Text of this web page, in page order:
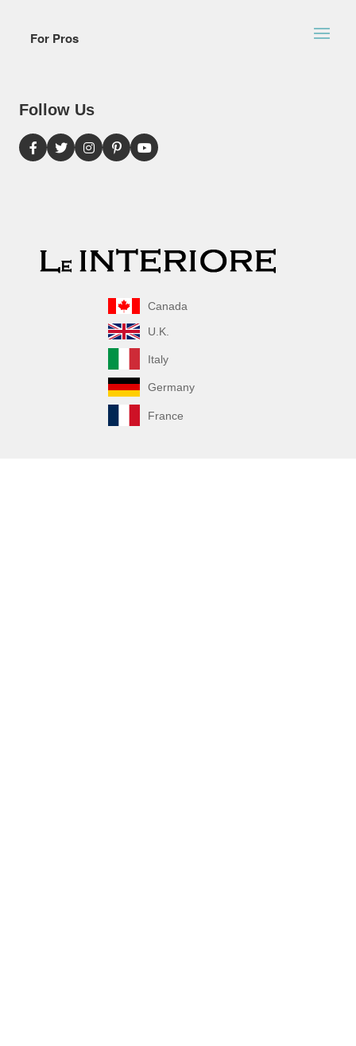
For Pros
Follow Us
Canada
U.K.
Italy
Germany
France